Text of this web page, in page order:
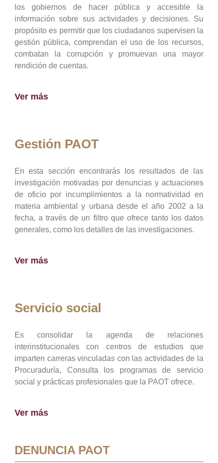
los gobiernos de hacer pública y accesible la
información sobre sus actividades y decisiones. Su
propósito es permitir que los ciudadanos supervisen la
gestión pública, comprendan el uso de los recursos,
combatan la corrupción y promuevan una mayor
rendición de cuentas.
Ver más
Gestión PAOT
En esta sección encontrarás los resultados de las
investigación motivadas por denuncias y actuaciones
de oficio por incumplimientos a la normatividad en
materia ambiental y urbana desde el año 2002 a la
fecha, a través de un filtro que ofrece tanto los datos
generales, como los detalles de las investigaciones.
Ver más
Servicio social
Es consolidar la agenda de relaciones
interinstitucionales con centros de estudios que
imparten carreras vinculadas con las actividades de la
Procuraduría, Consulta los programas de servicio
social y prácticas profesionales que la PAOT ofrece.
Ver más
DENUNCIA PAOT